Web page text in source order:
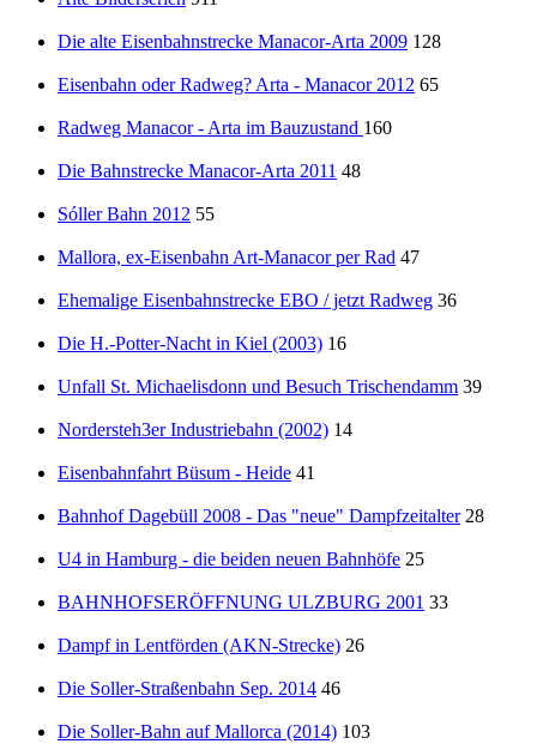
Die alte Eisenbahnstrecke Manacor-Arta 2009 128
Eisenbahn oder Radweg? Arta - Manacor 2012 65
Radweg Manacor - Arta im Bauzustand 160
Die Bahnstrecke Manacor-Arta 2011 48
Sóller Bahn 2012 55
Mallora, ex-Eisenbahn Art-Manacor per Rad 47
Ehemalige Eisenbahnstrecke EBO / jetzt Radweg 36
Die H.-Potter-Nacht in Kiel (2003) 16
Unfall St. Michaelisdonn und Besuch Trischendamm 39
Nordersteh3er Industriebahn (2002) 14
Eisenbahnfahrt Büsum - Heide 41
Bahnhof Dagebüll 2008 - Das "neue" Dampfzeitalter 28
U4 in Hamburg - die beiden neuen Bahnhöfe 25
BAHNHOFSERÖFFNUNG ULZBURG 2001 33
Dampf in Lentförden (AKN-Strecke) 26
Die Soller-Straßenbahn Sep. 2014 46
Die Soller-Bahn auf Mallorca (2014) 103